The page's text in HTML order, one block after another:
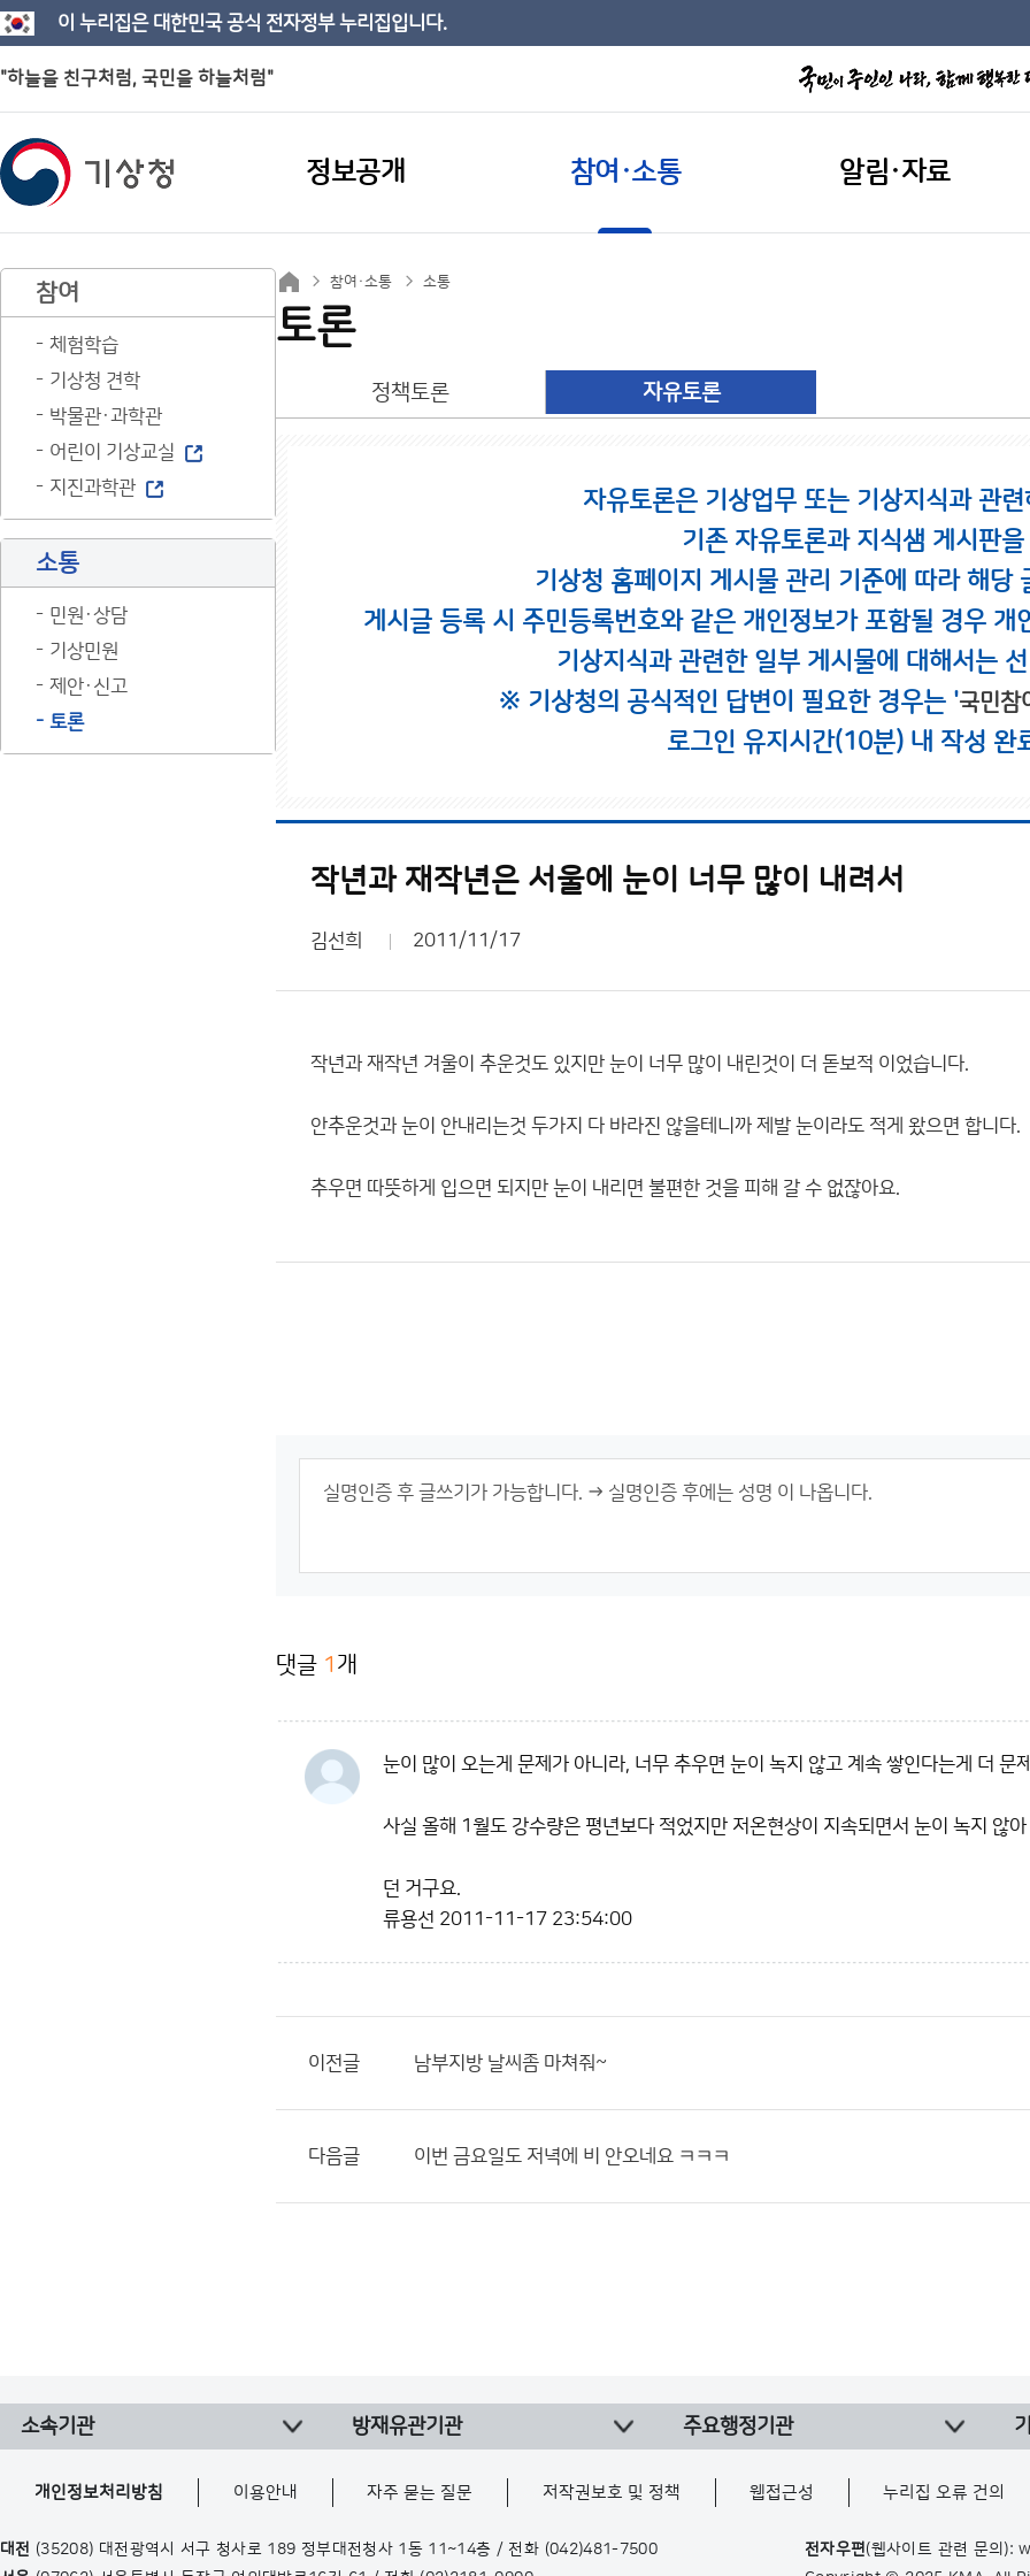
이 누리집은 대한민국 공식 전자정부 누리집입니다.
"하늘을 친구처럼, 국민을 하늘처럼"
정보공개 참여·소통 알림·자료
참여
체험학습
기상청 견학
박물관·과학관
어린이 기상교실
지진과학관
소통
민원·상담
기상민원
제안·신고
토론
참여·소통 소통
토론
정책토론 자유토론
자유토론은 기상업무 또는 기상지식과 관
기존 자유토론과 지식샘 게시판
기상청 홈페이지 게시물 관리 기준에 따라 해당
게시글 등록 시 주민등록번호와 같은 개인정보가 포함될 경우
기상지식과 관련한 일부 게시물에 대해서는
※ 기상청의 공식적인 답변이 필요한 경우는 '국민참
로그인 유지시간(10분) 내 작성 완
작년과 재작년은 서울에 눈이 너무 많이 내려서
김선희 2011/11/17
작년과 재작년 겨울이 추운것도 있지만 눈이 너무 많이 내린것이 더 돋보적 이었습니다.
안추운것과 눈이 안내리는것 두가지 다 바라진 않을테니까 제발 눈이라도 적게 왔으면 합니다.
추우면 따뜻하게 입으면 되지만 눈이 내리면 불편한 것을 피해 갈 수 없잖아요.
댓글 1 개
눈이 많이 오는게 문제가 아니라, 너무 추우면 눈이 녹지 않고 계속 쌓인다는게 더 문
사실 올해 1월도 강수량은 평년보다 적었지만 저온현상이 지속되면서 눈이 녹지 않
던 거구요.
류용선 2011-11-17 23:54:00
이전글 남부지방 날씨좀 마쳐줘~
다음글 이번 금요일도 저녁에 비 안오네요 ㅋㅋㅋ
소속기관 방재유관기관 주요행정기관
개인정보처리방침 이용안내 자주 묻는 질문 저작권보호 및 정책 웹접근성 누리집 오류 건의
대전 (35208) 대전광역시 서구 청사로 189 정부대전청사 1동 11~14층 / 전화 (042)481-7500
전자우편(웹사이트 관련 문의